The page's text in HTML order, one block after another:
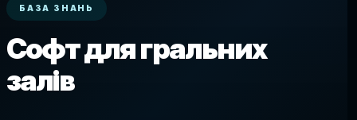
БАЗА ЗНАНЬ
Софт для гральних
залів